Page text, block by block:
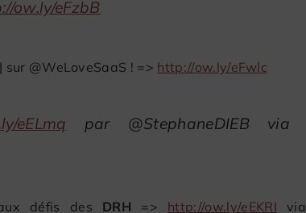
ow.ly/eFzbB
| sur @WeLoveSaaS ! => http://ow.ly/eFwlc
eELmq par @StephaneDIEB via
défis des DRH => http://ow.ly/eEKRI via